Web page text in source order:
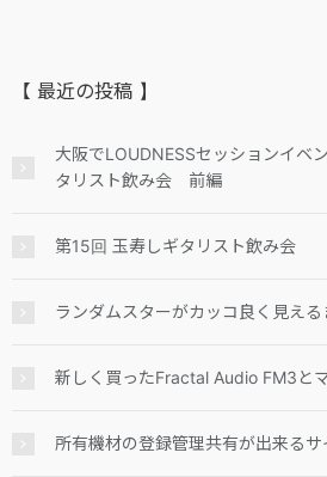
【 最近の投稿 】
大阪でLOUDNESSセッションイベ
タリスト飲み会 前編
第15回 玉寿しギタリスト飲み会
ランダムスターがカッコ良く見え
新しく買ったFractal Audio FM3と
所有機材の登録管理共有が出来る